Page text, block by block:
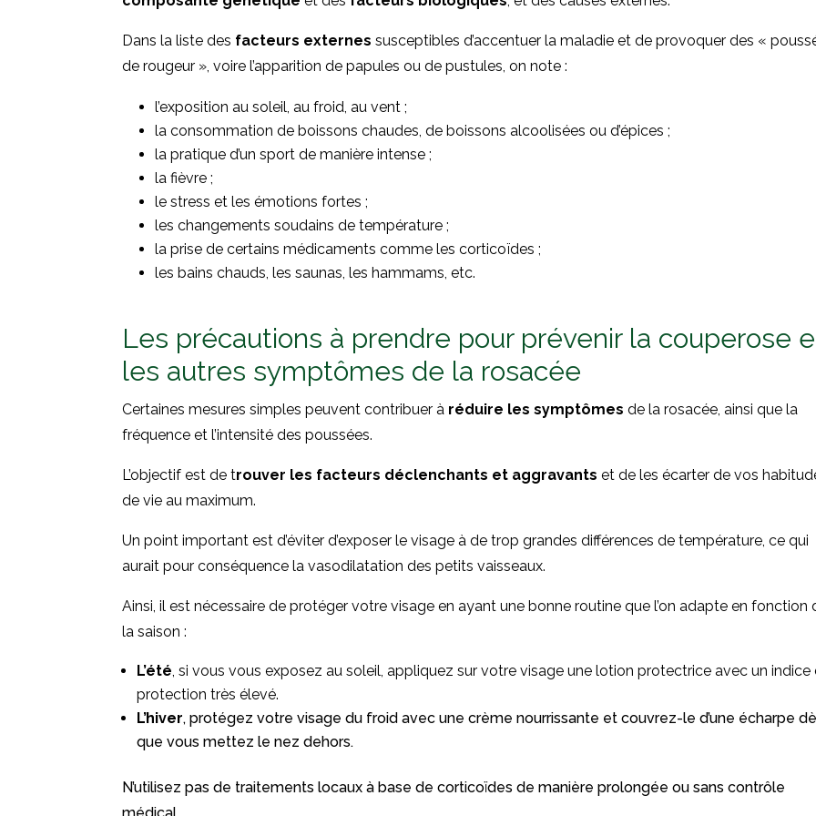
Dans la liste des facteurs externes susceptibles d’accentuer la maladie et de provoquer des «
de rougeur », voire l’apparition de papules ou de pustules, on note :
l’exposition au soleil, au froid, au vent ;
la consommation de boissons chaudes, de boissons alcoolisées ou d’épices ;
la pratique d’un sport de manière intense ;
la fièvre ;
le stress et les émotions fortes ;
les changements soudains de température ;
la prise de certains médicaments comme les corticoïdes ;
les bains chauds, les saunas, les hammams, etc.
Les précautions à prendre pour prévenir la couperose
les autres symptômes de la rosacée
Certaines mesures simples peuvent contribuer à réduire les symptômes de la rosacée, ainsi que la
fréquence et l’intensité des poussées.
L’objectif est de trouver les facteurs déclenchants et aggravants et de les écarter de vos
de vie au maximum.
Un point important est d’éviter d’exposer le visage à de trop grandes différences de température, ce qui
aurait pour conséquence la vasodilatation des petits vaisseaux.
Ainsi, il est nécessaire de protéger votre visage en ayant une bonne routine que l’on adapte en fonction
la saison :
L’été, si vous vous exposez au soleil, appliquez sur votre visage une lotion protectrice avec un indice
protection très élevé.
L’hiver, protégez votre visage du froid avec une crème nourrissante et couvrez-le d’une écharpe
que vous mettez le nez dehors.
N’utilisez pas de traitements locaux à base de corticoïdes de manière prolongée ou sans contrôle